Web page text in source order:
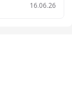
16.06.26